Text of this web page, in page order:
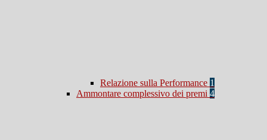
Relazione sulla Performance 1
Ammontare complessivo dei premi 4